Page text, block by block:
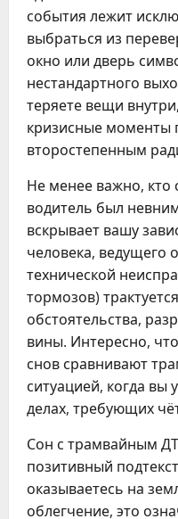
события лежит
выбраться из
окно или дверь
нестандартного
теряете вещи
кризисные моменты
второстепенным
Не менее важно, кто
водитель был
вскрывает вашу
человека, ведущего
технической
тормозов)
обстоятельства,
вины. Интересно,
снов сравнивают
ситуацией, когда вы
делах, требующих
Сон с трамвайным
позитивный
оказываетесь на
облегчение, это